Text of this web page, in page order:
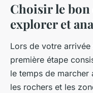
Choisir le bon
explorer et
Lors de votre arrivée
première étape
le temps de marcher
les rochers et les